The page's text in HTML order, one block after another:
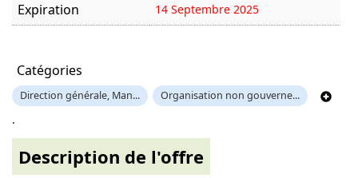
Expiration 14 Septembre 2025
Catégories
Direction générale, Man... Organisation non gouverne...
.
Description de l'offre